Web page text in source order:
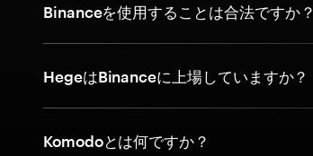
Binanceを使用することは合法ですか？
HegeはBinanceに上場していますか？
Komodoとは何ですか？